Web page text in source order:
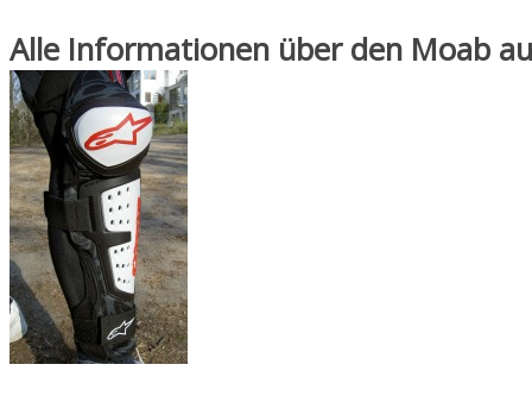
Alle Informationen über den Moab